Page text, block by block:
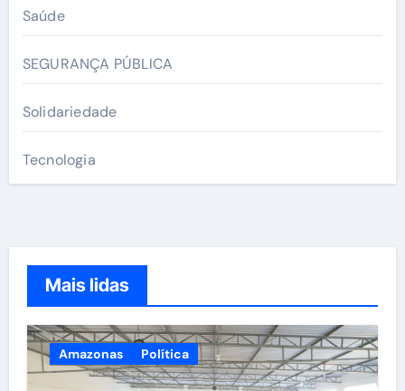
Saúde
SEGURANÇA PÚBLICA
Solidariedade
Tecnologia
Mais lidas
Amazonas Política